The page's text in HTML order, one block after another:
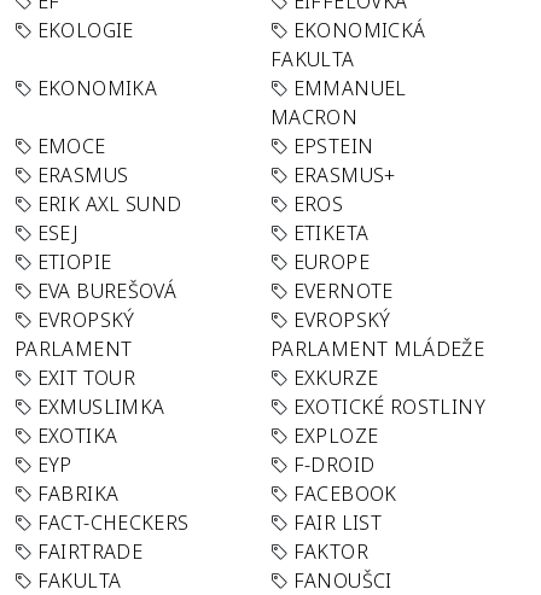
EKOLOGIE
EKONOMICKÁ
FAKULTA
EKONOMIKA
EMMANUEL
MACRON
EMOCE
EPSTEIN
ERASMUS
ERASMUS+
ERIK AXL SUND
EROS
ESEJ
ETIKETA
ETIOPIE
EUROPE
EVA BUREŠOVÁ
EVERNOTE
EVROPSKÝ
PARLAMENT
EVROPSKÝ
PARLAMENT MLÁDEŽE
EXIT TOUR
EXKURZE
EXMUSLIMKA
EXOTICKÉ ROSTLINY
EXOTIKA
EXPLOZE
EYP
F-DROID
FABRIKA
FACEBOOK
FACT-CHECKERS
FAIR LIST
FAIRTRADE
FAKTOR
FAKULTA
FANOUŠCI